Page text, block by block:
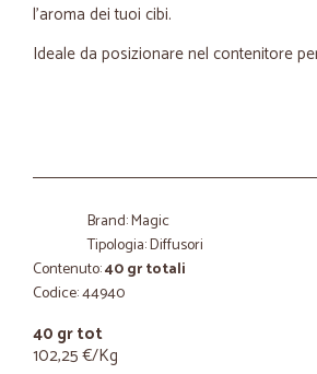
l'aroma dei tuoi cibi.
Ideale da posizionare nel contenitore
Brand: Magic
Tipologia: Diffusori
Contenuto:40 gr totali
Codice: 44940
40 gr tot
102,25 €/Kg